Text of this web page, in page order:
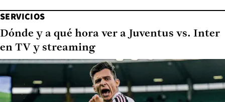
SERVICIOS
Dónde y a qué hora ver a Juventus vs. Inter
en TV y streaming